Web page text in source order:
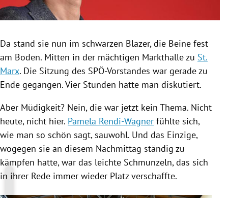
Untermenü
Untermenü
Da stand sie nun im schwarzen Blazer, die Beine fest
am Boden. Mitten in der mächtigen Markthalle zu St.
Marx. Die Sitzung des SPÖ-Vorstandes war gerade zu
Ende gegangen. Vier Stunden hatte man diskutiert.
Aber Müdigkeit? Nein, die war jetzt kein Thema. Nicht
heute, nicht hier. Pamela Rendi-Wagner fühlte sich,
wie man so schön sagt, sauwohl. Und das Einzige,
wogegen sie an diesem Nachmittag ständig zu
kämpfen hatte, war das leichte Schmunzeln, das sich
in ihrer Rede immer wieder Platz verschaffte.